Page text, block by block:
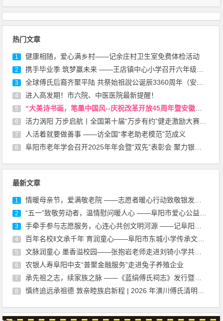
热门文章
1 健康相随，爱心满乡村——记余庄村卫生室免费体检活动
2 携手毕业季 筑梦赢未来 ——王店镇中心小学召开六年级下学期家长会
3 全球傅氏后裔齐聚平陆 共祭始祖說公诞辰3360周年（安徽）
4 进入高发期！市六院、中医医院最新提醒！
5 “大美诗书画，笔墨中国风--庆祝改革开放45周年暨安徽省诗书画研究会成立45周年书画展”在安徽省图书馆开幕
6 活力涡阳 万步启航丨全国第十届“万步有约”健走激励大赛（涡阳赛区）启动
7 人活着就要做善事 ——访全国“孝老助老模范”范成义
8 阜阳市老年学会召开2025年年会暨“双先”表彰会 聚力银龄担当 共绘老龄事业新蓝图
最新文章
1 情暖母亲节，爱满敬老院 ——志愿者暖心行动致敬银发长辈
2 “五一”致敬劳动者，温情慰问暖人心 ——阜阳市爱心公益志愿者协会慰问环卫工人公益活动
3 手牵手参与志愿服务，心连心共创文明河源 ——记阜阳多部门联合开展保护母亲河志愿活动
4 百年名校‖文承千年 育润童心——阜阳市东城小学传承文脉启新程
5 文脉润童心 墨香溢校园——张抱岩老师走进刘锜小学共赴“阅读与写作”之约
6 农银人寿阜阳中支“普聚金融服务”走进兔子养殖企业
7 承先祖之志，续家族之脉 ——《蓝绢傅氏祠志》发行暨宗谱续修动员大会记实
8 慎终追远承祖德 敦亲睦族启新程 | 2026 年潢川傅氏清明祭祖大典暨宗祠管委会成立大会圆满礼成